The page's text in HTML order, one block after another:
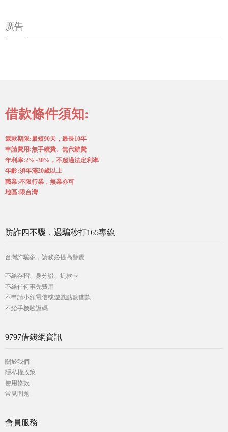
廣告
借款條件須知:
還款期限:最短90天，最長10年
申請費用:無手續費、無代辦費
年利率:2%~30%，不超過法定利率
年齡:須年滿20歲以上
職業:不限行業，無業亦可
地區:限台灣
防詐四不驟，遇騙秒打165專線
台灣詐騙多，請務必提高警覺
不給存摺、身分證、提款卡
不給任何事先費用
不申請小額電信或遊戲點數借款
不給手機驗證碼
9797借錢網資訊
關於我們
隱私權政策
使用條款
常見問題
會員服務